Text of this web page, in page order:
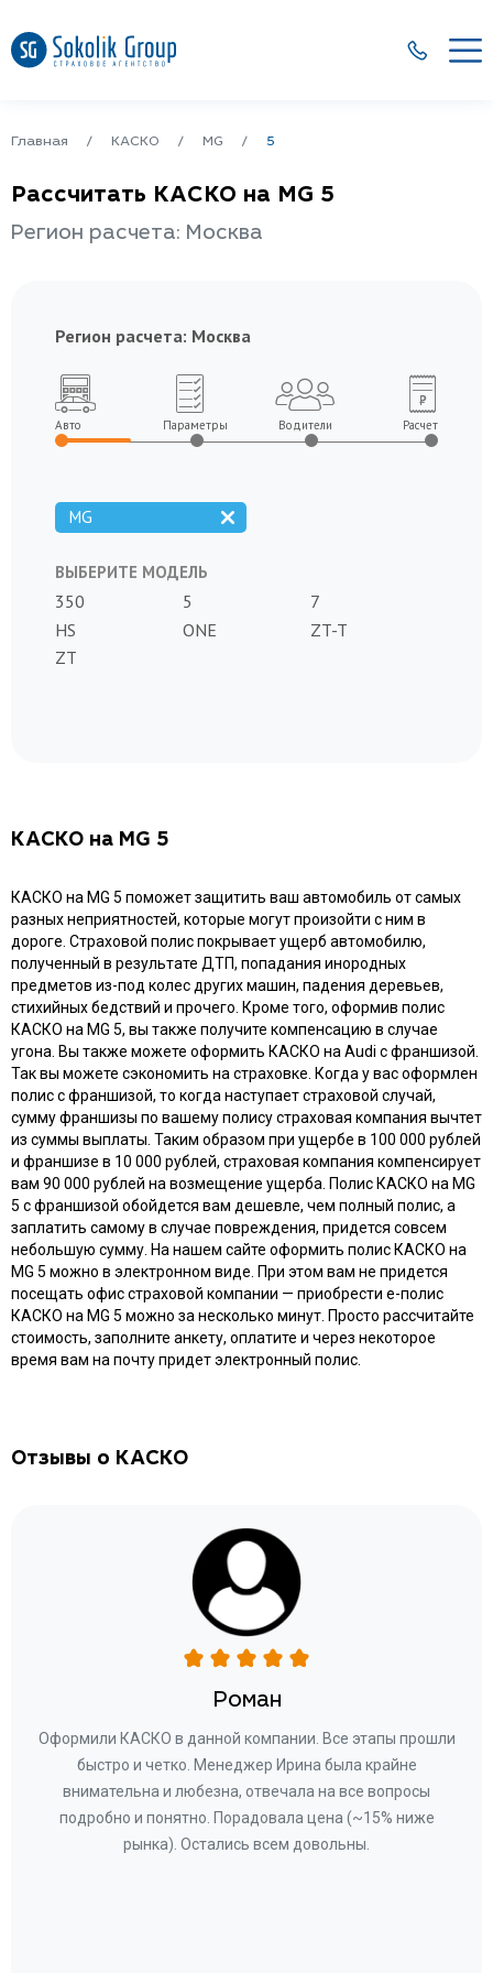
Главная КАСКО MG 5
Рассчитать КАСКО на MG 5
Регион расчета: Москва
Регион расчета: Москва
Авто Параметры Водители Расчет
MG
ВЫБЕРИТЕ МОДЕЛЬ
350 5
7
HS
ONE
ZT-T
ZT
КАСКО на MG 5
КАСКО на MG 5 поможет защитить ваш автомобиль от самых
разных неприятностей, которые могут произойти с ним в
дороге. Страховой полис покрывает ущерб автомобилю,
полученный в результате ДТП, попадания инородных
предметов из-под колес других машин, падения деревьев,
стихийных бедствий и прочего. Кроме того, оформив полис
КАСКО на MG 5, вы также получите компенсацию в случае
угона. Вы также можете оформить КАСКО на Audi с франшизой.
Так вы можете сэкономить на страховке. Когда у вас оформлен
полис с франшизой, то когда наступает страховой случай,
сумму франшизы по вашему полису страховая компания вычтет
из суммы выплаты. Таким образом при ущербе в 100 000 рублей
и франшизе в 10 000 рублей, страховая компания компенсирует
вам 90 000 рублей на возмещение ущерба. Полис КАСКО на MG
5 с франшизой обойдется вам дешевле, чем полный полис, а
заплатить самому в случае повреждения, придется совсем
небольшую сумму. На нашем сайте оформить полис КАСКО на
MG 5 можно в электронном виде. При этом вам не придется
посещать офис страховой компании — приобрести e-полис
КАСКО на MG 5 можно за несколько минут. Просто рассчитайте
стоимость, заполните анкету, оплатите и через некоторое
время вам на почту придет электронный полис.
Отзывы о КАСКО
Роман
Оформили КАСКО в данной компании. Все этапы прошли
быстро и четко. Менеджер Ирина была крайне
внимательна и любезна, отвечала на все вопросы
подробно и понятно. Порадовала цена (~15% ниже
рынка). Остались всем довольны.